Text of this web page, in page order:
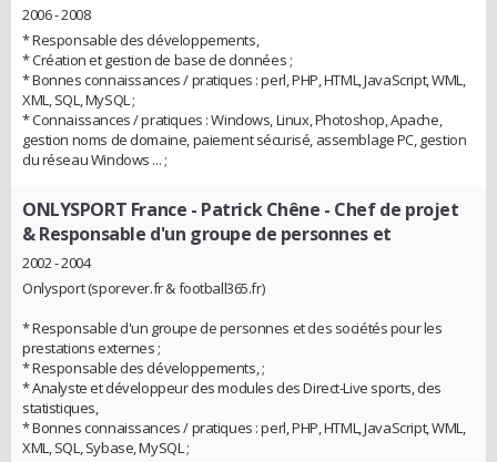
2006 - 2008
* Responsable des développements,
* Création et gestion de base de données ;
* Bonnes connaissances / pratiques : perl, PHP, HTML, JavaScript, WML,
XML, SQL, MySQL ;
* Connaissances / pratiques : Windows, Linux, Photoshop, Apache,
gestion noms de domaine, paiement sécurisé, assemblage PC, gestion
du réseau Windows ... ;
ONLYSPORT France - Patrick Chêne - Chef de projet
& Responsable d'un groupe de personnes et
2002 - 2004
Onlysport (sporever.fr & football365.fr)
* Responsable d'un groupe de personnes et des sociétés pour les
prestations externes ;
* Responsable des développements, ;
* Analyste et développeur des modules des Direct-Live sports, des
statistiques,
* Bonnes connaissances / pratiques : perl, PHP, HTML, JavaScript, WML,
XML, SQL, Sybase, MySQL ;